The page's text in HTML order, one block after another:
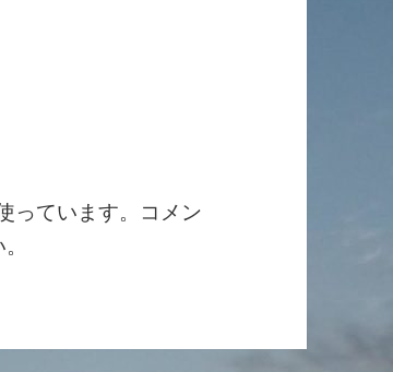
ています。
コメン
。